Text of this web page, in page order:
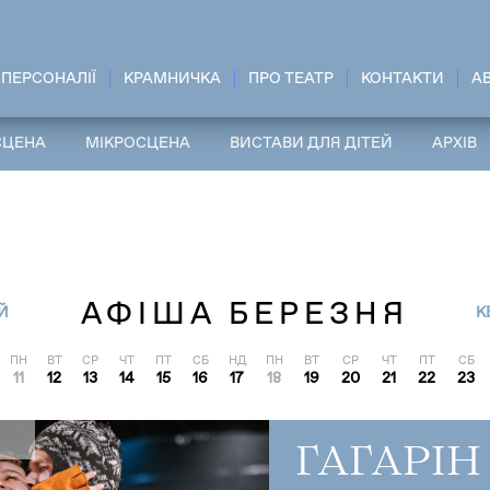
ПЕРСОНАЛІЇ КРАМНИЧКА ПРО ТЕАТР КОНТАКТИ
МІКРОСЦЕНА ВИСТАВИ ДЛЯ ДІТЕЙ АРХІВ
АФІША БЕРЕЗНЯ
ПН
11
ВТ
12
СР
13
ЧТ
14
ПТ
15
СБ
16
НД
17
ПН
18
ВТ
19
СР
20
ЧТ
21
ПТ
22
СБ
23